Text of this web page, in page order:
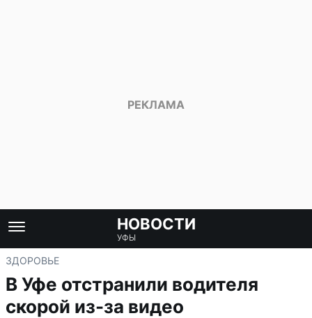
НОВОСТИ
УФЫ
ЗДОРОВЬЕ
В Уфе отстранили водителя
скорой из-за видео